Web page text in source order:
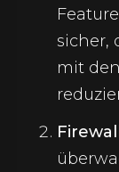
sicher,
mit